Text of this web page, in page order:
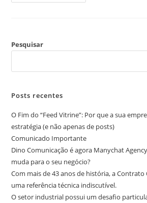
Pesquisar
Posts recentes
O Fim do “Feed Vitrine”: Por que a sua
estratégia (e não apenas de posts)
Comunicado Importante
Dino Comunicação é agora Manychat
muda para o seu negócio?
Com mais de 43 anos de história, a
uma referência técnica indiscutível.
O setor industrial possui um desafio